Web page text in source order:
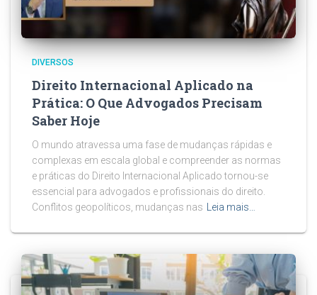
DIVERSOS
Direito Internacional Aplicado na
Prática: O Que Advogados Precisam
Saber Hoje
O mundo atravessa uma fase de mudanças rápidas e
complexas em escala global e compreender as normas
e práticas do Direito Internacional Aplicado tornou-se
essencial para advogados e profissionais do direito.
Conflitos geopolíticos, mudanças nas
Leia mais…